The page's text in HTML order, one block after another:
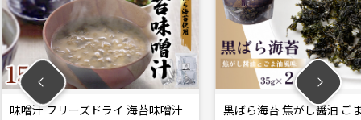
海苔味噌汁
黒ばら海苔 焦がし醤油 ごま油風味
味噌汁